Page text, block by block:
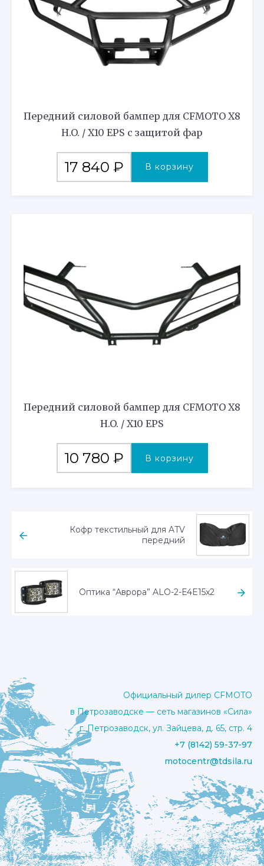
Передний силовой бампер для CFMOTO X8
H.O. / X10 EPS с защитой фар
17 840 ₽ В корзину
Передний силовой бампер для CFMOTO X8
H.O. / X10 EPS
10 780 ₽ В корзину
Кофр текстильный для ATV
передний
Оптика “Аврора” ALO-2-E4E15x2
Официальный дилер CFMOTO
в Петрозаводске — сеть магазинов «Сила»
г. Петрозаводск, ул. Зайцева, д. 65, стр. 4
+7 (8142) 59-37-97
motocentr@tdsila.ru